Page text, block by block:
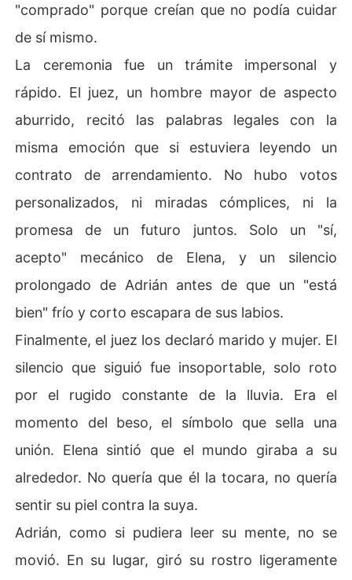
"comprado" porque creían que no podía cuidar
de sí mismo.
La ceremonia fue un trámite impersonal y
rápido. El juez, un hombre mayor de aspecto
aburrido, recitó las palabras legales con la
misma emoción que si estuviera leyendo un
contrato de arrendamiento. No hubo votos
personalizados, ni miradas cómplices, ni la
promesa de un futuro juntos. Solo un "sí,
acepto" mecánico de Elena, y un silencio
prolongado de Adrián antes de que un "está
bien" frío y corto escapara de sus labios.
Finalmente, el juez los declaró marido y mujer. El
silencio que siguió fue insoportable, solo roto
por el rugido constante de la lluvia. Era el
momento del beso, el símbolo que sella una
unión. Elena sintió que el mundo giraba a su
alrededor. No quería que él la tocara, no quería
sentir su piel contra la suya.
Adrián, como si pudiera leer su mente, no se
movió. En su lugar, giró su rostro ligeramente